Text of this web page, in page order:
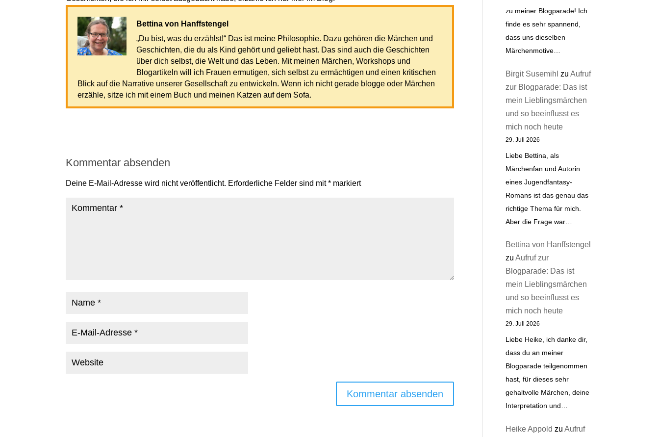
Bettina von Hanffstengel
„Du bist, was du erzählst!“ Das ist meine Philosophie. Dazu gehören die Märchen und
Geschichten, die du als Kind gehört und geliebt hast. Das sind auch die Geschichten
über dich selbst, die Welt und das Leben. Mit meinen Märchen, Workshops und
Blogartikeln will ich Frauen ermutigen, sich selbst zu ermächtigen und einen kritischen
Blick auf die Narrative unserer Gesellschaft zu entwickeln. Wenn ich nicht gerade blogge oder Märchen
erzähle, sitze ich mit einem Buch und meinen Katzen auf dem Sofa.
Kommentar absenden
Deine E-Mail-Adresse wird nicht veröffentlicht. Erforderliche Felder sind mit* markiert
zu meiner Blogparade! Ich
finde es sehr spannend,
dass uns dieselben
Märchenmotive…
Birgit Susemihl zuAufruf
zur Blogparade: Das ist
mein Lieblingsmärchen
und so beeinflusst es
mich noch heute
29. Juli 2026
Liebe Bettina, als
Märchenfan und Autorin
eines Jugendfantasy-
Romans ist das genau das
richtige Thema für mich.
Aber die Frage war…
Bettina von Hanffstengel
zuAufruf zur
Blogparade: Das ist
mein Lieblingsmärchen
und so beeinflusst es
mich noch heute
29. Juli 2026
Liebe Heike, ich danke dir,
dass du an meiner
Blogparade teilgenommen
hast, für dieses sehr
gehaltvolle Märchen, deine
Interpretation und…
Heike Appold zuAufruf